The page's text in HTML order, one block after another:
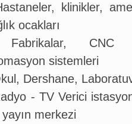
klinikler,
ocakları
CNC
sistemleri
Dershane,
- TV Verici
merkezi